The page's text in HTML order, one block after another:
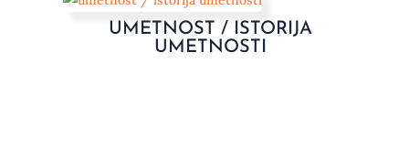
UMETNOST / ISTORIJA
UMETNOSTI